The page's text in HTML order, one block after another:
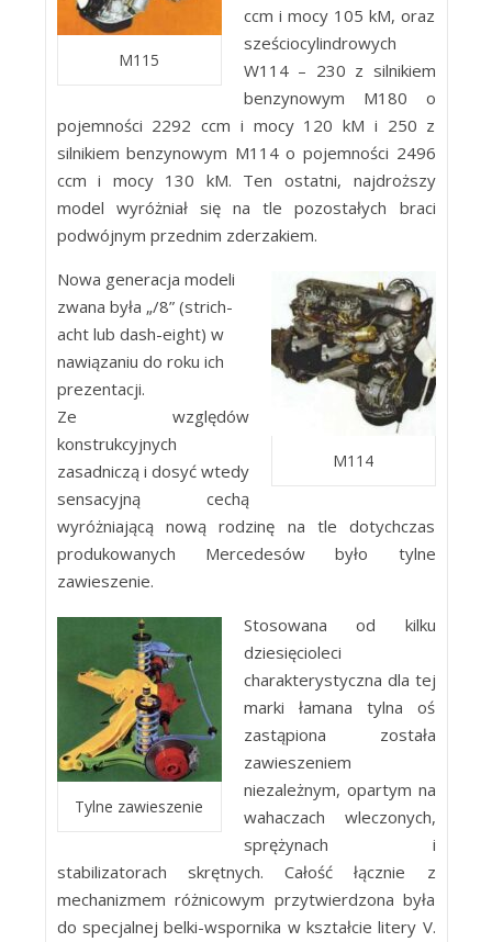
M115
ccm i mocy 105 kM, oraz
sześciocylindrowych
W114 – 230 z silnikiem
benzynowym M180 o
pojemności 2292 ccm i mocy 120 kM i 250 z
silnikiem benzynowym M114 o pojemności 2496
ccm i mocy 130 kM. Ten ostatni, najdroższy
model wyróżniał się na tle pozostałych braci
podwójnym przednim zderzakiem.
M114
Nowa generacja modeli
zwana była „/8” (strich-
acht lub dash-eight) w
nawiązaniu do roku ich
prezentacji.
Ze względów
konstrukcyjnych
zasadniczą i dosyć wtedy
sensacyjną cechą
wyróżniającą nową rodzinę na tle dotychczas
produkowanych Mercedesów było tylne
zawieszenie.
Tylne zawieszenie
Stosowana od kilku
dziesięcioleci
charakterystyczna dla tej
marki łamana tylna oś
zastąpiona została
zawieszeniem
niezależnym, opartym na
wahaczach wleczonych,
sprężynach i
stabilizatorach skrętnych. Całość łącznie z
mechanizmem różnicowym przytwierdzona była
do specjalnej belki-wspornika w kształcie litery V.